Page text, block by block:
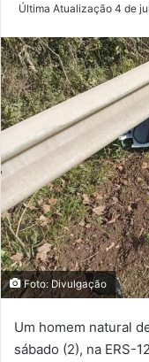
Última Atualização 4 de
Foto: Divulgação
Um homem natural
sábado (2), na ERS-